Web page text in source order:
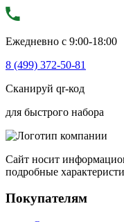
Ежедневно с 9:00-18:00
8 (499) 372-50-81
Сканируй qr-код
для быстрого набора
Сайт носит
подробные
Покупателям